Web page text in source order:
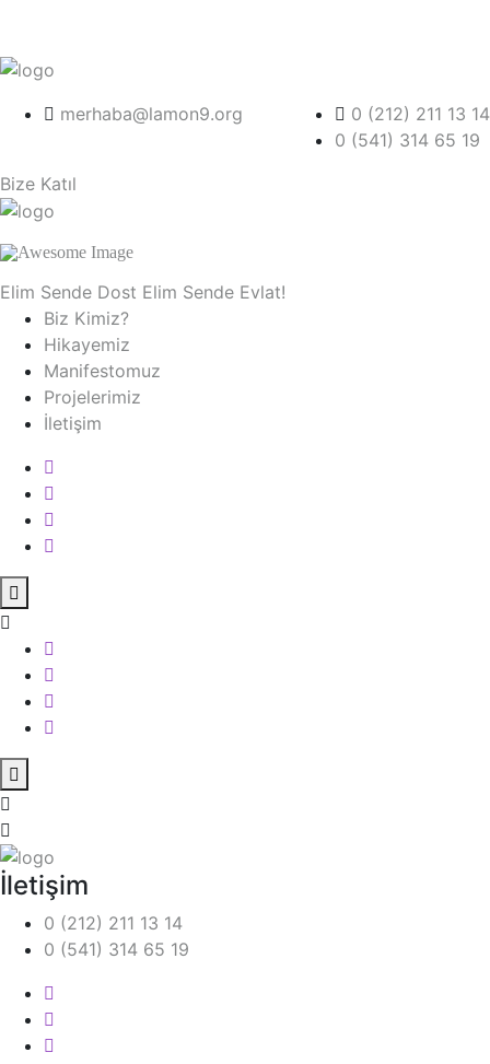
0 (212) 211 13 14
0 (541) 314 65 19
merhaba@lamon9.org
Bize Katıl
Elim Sende Dost Elim Sende Evlat!
Biz Kimiz?
Hikayemiz
Manifestomuz
Projelerimiz
İletişim
İletişim
0 (212) 211 13 14
0 (541) 314 65 19